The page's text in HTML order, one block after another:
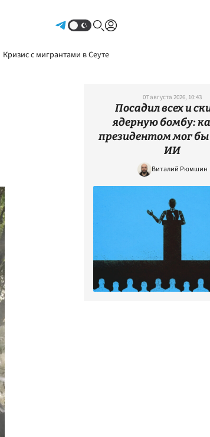
Кризис с мигрантами в Сеуте
07 августа 2026, 10:43
Посадил всех и
ядерную бомбу:
президентом мог
ИИ
Виталий Рюмшин